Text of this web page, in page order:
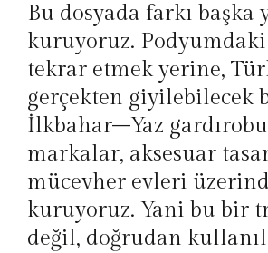
Bu dosyada farkı başka
kuruyoruz.
tekrar etmek yerine,
gerçekten giyilebilecek
İlkbahar–Yaz
markalar, aksesuar
mücevher evleri
kuruyoruz. Yani bu bir
değil, doğrudan